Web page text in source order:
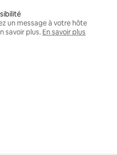
un message à votre hôte
savoir plus. En savoir plus